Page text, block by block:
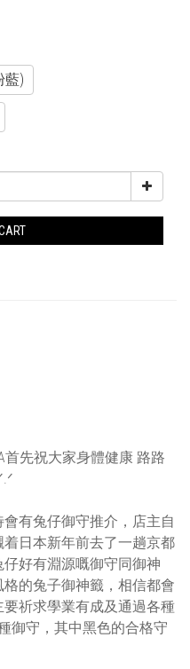
藍)
首先祝大家身體健康 路路
有兔仔御守推介，店主自
日本新年前去了一趟京都
好有淵源嘅御守同御神
的兔子御神籤，相信都會
祈求學業有成及通過各種
御守，其中黑色的合格守